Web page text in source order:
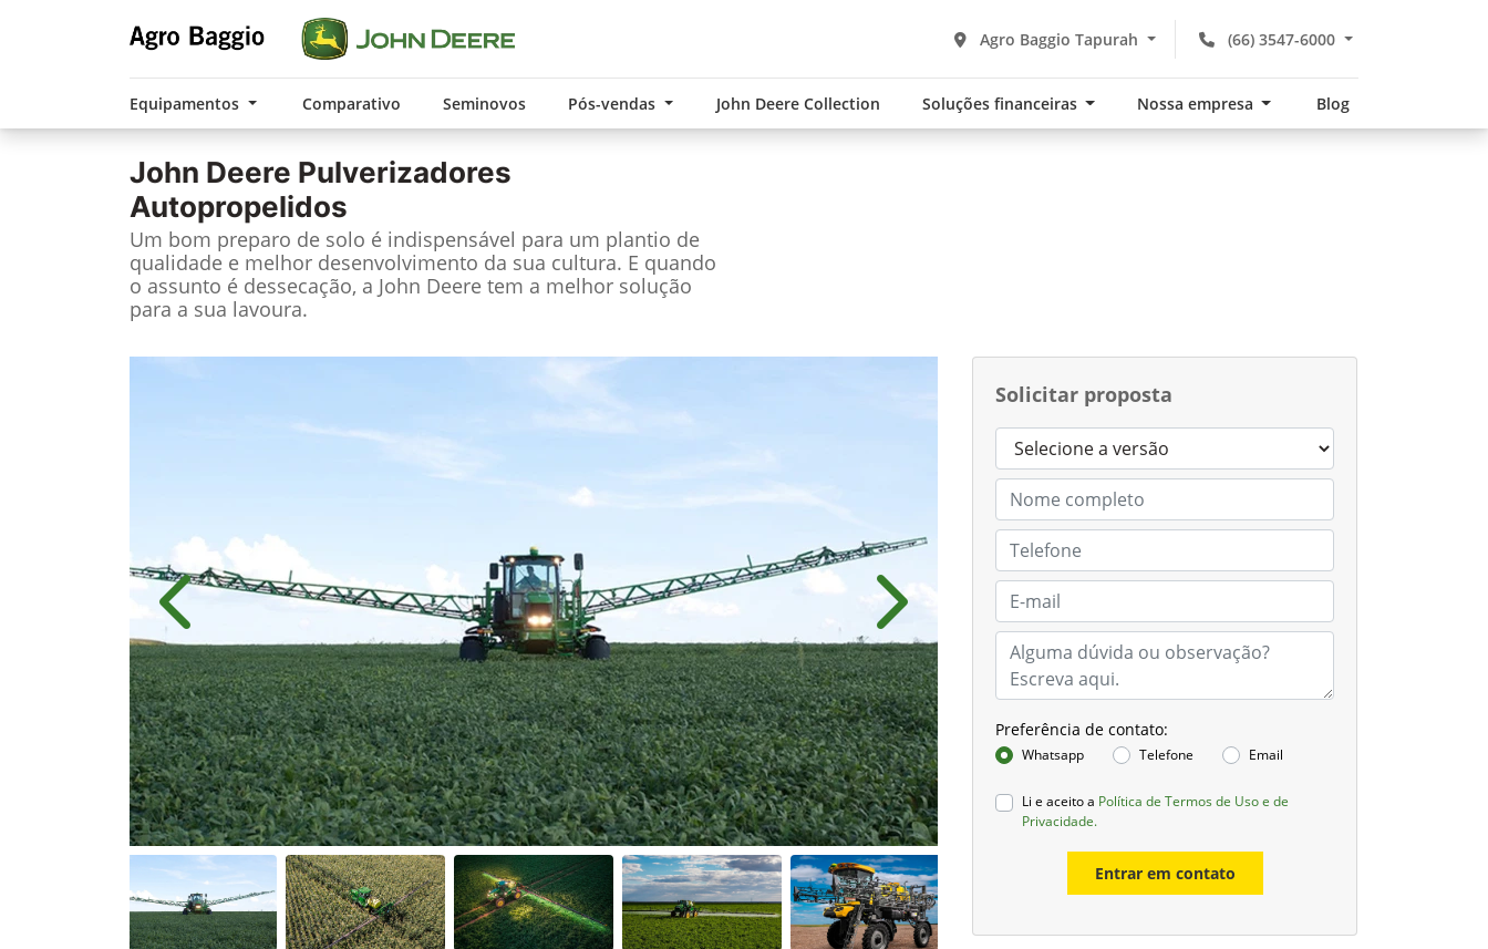
(66) 3547-6000
Agro Baggio Tapurah
Equipamentos Comparativo Seminovos Pós-vendas John Deere Collection Soluções financeiras Nossa empresa Blog
John Deere Pulverizadores
Autopropelidos
Um bom preparo de solo é indispensável para um plantio de
qualidade e melhor desenvolvimento da sua cultura. E quando
o assunto é dessecação, a John Deere tem a melhor solução
para a sua lavoura.
Solicitar proposta
Preferência de contato:
Whatsapp Telefone Email
Li e aceito a Política de Termos de Uso e de
Privacidade.
Entrar em contato
Anterior Próximo